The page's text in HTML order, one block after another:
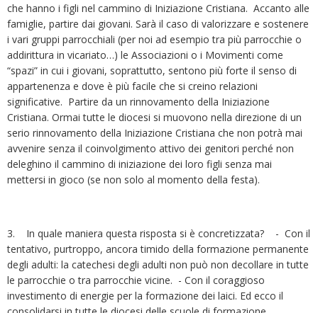
che hanno i figli nel cammino di Iniziazione Cristiana. Accanto alle
famiglie, partire dai giovani. Sarà il caso di valorizzare e sostenere
i vari gruppi parrocchiali (per noi ad esempio tra più parrocchie o
addirittura in vicariato…) le Associazioni o i Movimenti come
“spazi” in cui i giovani, soprattutto, sentono più forte il senso di
appartenenza e dove è più facile che si creino relazioni
significative. Partire da un rinnovamento della Iniziazione
Cristiana. Ormai tutte le diocesi si muovono nella direzione di un
serio rinnovamento della Iniziazione Cristiana che non potrà mai
avvenire senza il coinvolgimento attivo dei genitori perché non
deleghino il cammino di iniziazione dei loro figli senza mai
mettersi in gioco (se non solo al momento della festa).
3. In quale maniera questa risposta si è concretizzata? - Con il
tentativo, purtroppo, ancora timido della formazione permanente
degli adulti: la catechesi degli adulti non può non decollare in tutte
le parrocchie o tra parrocchie vicine. - Con il coraggioso
investimento di energie per la formazione dei laici. Ed ecco il